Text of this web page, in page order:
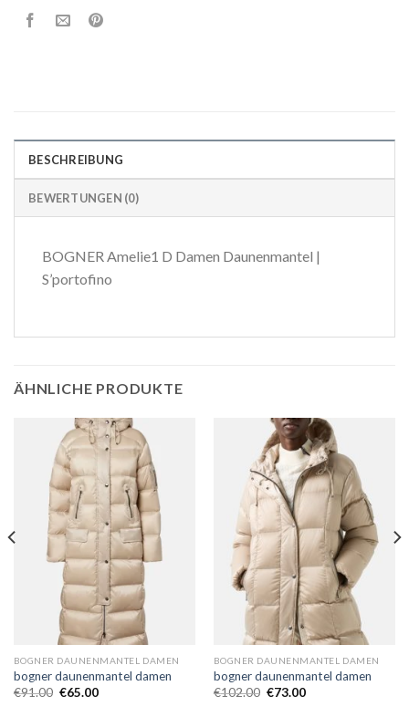
BESCHREIBUNG
BEWERTUNGEN (0)
BOGNER Amelie1 D Damen Daunenmantel |
S’portofino
ÄHNLICHE PRODUKTE
BOGNER DAUNENMANTEL DAMEN
bogner daunenmantel damen
€91.00 €65.00
BOGNER DAUNENMANTEL DAMEN
bogner daunenmantel damen
€102.00 €73.00